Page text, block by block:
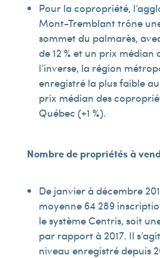
Pour la copropriété,
Mont-Tremblant trône
sommet du palmarès,
de 12 % et un prix médian
l’inverse, la région
enregistré la plus faible
prix médian des
Québec (+1 %).
Nombre de propriétés à
De janvier à décembre
moyenne 64 289
le système Centris, soit
par rapport à 2017. Il
niveau enregistré depuis